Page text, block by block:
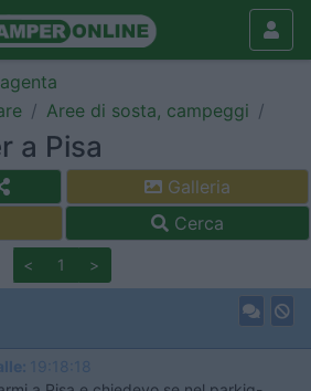
Aree di sosta, campeggi
a Pisa
Galleria
Cerca
< 1 >
19:18:18